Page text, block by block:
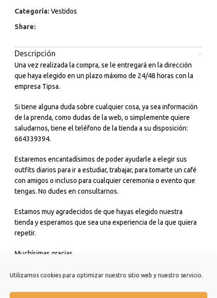
Utilizamos cookies para optimizar nuestro sitio web y nuestro servicio.
Categoría: Vestidos
Share:
Descripción
Una vez realizada la compra, se le entregará en la dirección
que haya elegido en un plazo máximo de 24/48 horas con la
empresa Tipsa.
Si tiene alguna duda sobre cualquier cosa, ya sea información
de la prenda, como dudas de la web, o simplemente quiere
saludarnos, tiene el teléfono de la tienda a su disposición:
664339394.
Estaremos encantadísimos de poder ayudarle a elegir sus
outfits diarios para ir a estudiar, trabajar, para tomarte un café
con amigos o incluso para cualquier ceremonia o evento que
tengas. No dudes en consultarnos.
Estamos muy agradecidos de que hayas elegido nuestra
tienda y esperamos que sea una experiencia de la que quiera
repetir.
Muchísimas gracias.